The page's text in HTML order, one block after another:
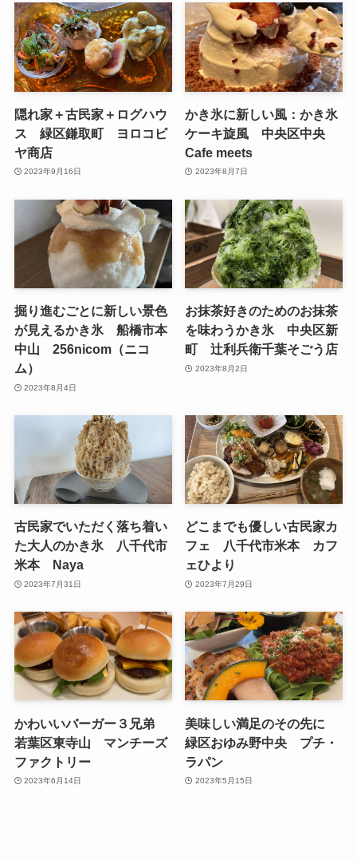
隠れ家＋古民家＋ログハウ
ス 緑区鎌取町 ヨロコビ
ヤ商店
2023年9月16日
かき氷に新しい風：かき氷
ケーキ旋風 中央区中央
Cafe meets
2023年8月7日
掘り進むごとに新しい景色
が見えるかき氷 船橋市本
中山 256nicom（ニコ
ム）
2023年8月4日
お抹茶好きのためのお抹茶
を味わうかき氷 中央区新
町 辻利兵衛千葉そごう店
2023年8月2日
古民家でいただく落ち着い
た大人のかき氷 八千代市
米本 Naya
2023年7月31日
どこまでも優しい古民家カ
フェ 八千代市米本 カフ
ェひより
2023年7月29日
かわいいバーガー３兄弟
若葉区東寺山 マンチーズ
ファクトリー
2023年6月14日
美味しい満足のその先に
緑区おゆみ野中央 プチ・
ラパン
2023年5月15日